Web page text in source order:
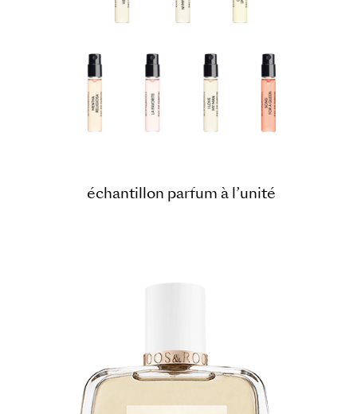
échantillon parfum à l’unité